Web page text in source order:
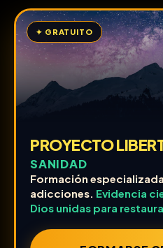
✦ GRATUITO
PROYECTO
SANIDAD
Formación
adicciones. Evidencia
Dios unidas para